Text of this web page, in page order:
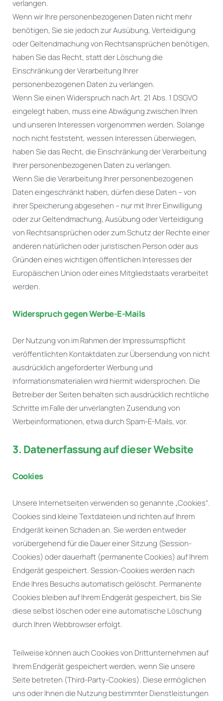
verlangen.
Wenn wir Ihre personenbezogenen Daten nicht mehr
benötigen, Sie sie jedoch zur Ausübung, Verteidigung
oder Geltendmachung von Rechtsansprüchen benötigen,
haben Sie das Recht, statt der Löschung die
Einschränkung der Verarbeitung Ihrer
personenbezogenen Daten zu verlangen.
Wenn Sie einen Widerspruch nach Art. 21 Abs. 1 DSGVO
eingelegt haben, muss eine Abwägung zwischen Ihren
und unseren Interessen vorgenommen werden. Solange
noch nicht feststeht, wessen Interessen überwiegen,
haben Sie das Recht, die Einschränkung der Verarbeitung
Ihrer personenbezogenen Daten zu verlangen.
Wenn Sie die Verarbeitung Ihrer personenbezogenen
Daten eingeschränkt haben, dürfen diese Daten – von
ihrer Speicherung abgesehen – nur mit Ihrer Einwilligung
oder zur Geltendmachung, Ausübung oder Verteidigung
von Rechtsansprüchen oder zum Schutz der Rechte einer
anderen natürlichen oder juristischen Person oder aus
Gründen eines wichtigen öffentlichen Interesses der
Europäischen Union oder eines Mitgliedstaats verarbeitet
werden.
Widerspruch gegen Werbe-E-Mails
Der Nutzung von im Rahmen der Impressumspflicht
veröffentlichten Kontaktdaten zur Übersendung von nicht
ausdrücklich angeforderter Werbung und
Informationsmaterialien wird hiermit widersprochen. Die
Betreiber der Seiten behalten sich ausdrücklich rechtliche
Schritte im Falle der unverlangten Zusendung von
Werbeinformationen, etwa durch Spam-E-Mails, vor.
3. Datenerfassung auf dieser Website
Cookies
Unsere Internetseiten verwenden so genannte „Cookies“.
Cookies sind kleine Textdateien und richten auf Ihrem
Endgerät keinen Schaden an. Sie werden entweder
vorübergehend für die Dauer einer Sitzung (Session-
Cookies) oder dauerhaft (permanente Cookies) auf Ihrem
Endgerät gespeichert. Session-Cookies werden nach
Ende Ihres Besuchs automatisch gelöscht. Permanente
Cookies bleiben auf Ihrem Endgerät gespeichert, bis Sie
diese selbst löschen oder eine automatische Löschung
durch Ihren Webbrowser erfolgt.
Teilweise können auch Cookies von Drittunternehmen auf
Ihrem Endgerät gespeichert werden, wenn Sie unsere
Seite betreten (Third-Party-Cookies). Diese ermöglichen
uns oder Ihnen die Nutzung bestimmter Dienstleistungen